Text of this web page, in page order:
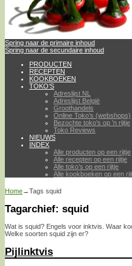
Spring naar de primaire inhoud
Spring naar de secundaire inhoud
PRODUCTEN
RECEPTEN
KOOKBOEKEN
TOKO’S
Adreslijst NL
Adreslijst België
Groothandels
Online Toko’s (webshops)
Bezochte toko’s op ’n rijtje
Toko Reviews
NIEUWS
INDEX
Alle producten op een rijtje
Alle recepten op een rijtje
Alle toko’s op een rijtje
Alle kookboeken op een
Home→Tags squid
Tagarchief: squid
Wat is squid? Engels voor inktvis. Waar
Welke soorten squid zijn er?
Pijlinktvis